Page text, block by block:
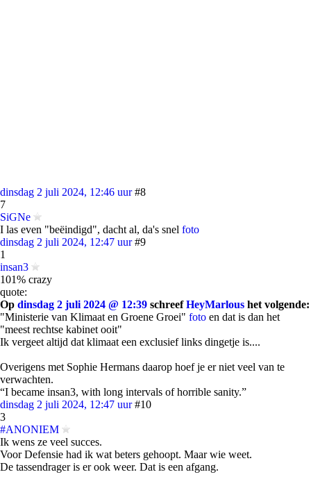
dinsdag 2 juli 2024, 12:46 uur #8
7
SiGNe
I las even "beëindigd", dacht al, da's snel foto
dinsdag 2 juli 2024, 12:47 uur #9
1
insan3
101% crazy
quote:
Op dinsdag 2 juli 2024 @ 12:39 schreefHeyMarlous het volgende:
"Ministerie van Klimaat en Groene Groei" foto en dat is dan het
"meest rechtse kabinet ooit"
Ik vergeet altijd dat klimaat een exclusief links dingetje is....
Overigens met Sophie Hermans daarop hoef je er niet veel van te
verwachten.
“I became insan3, with long intervals of horrible sanity.”
dinsdag 2 juli 2024, 12:47 uur #10
3
#ANONIEM
Ik wens ze veel succes.
Voor Defensie had ik wat beters gehoopt. Maar wie weet.
De tassendrager is er ook weer. Dat is een afgang.